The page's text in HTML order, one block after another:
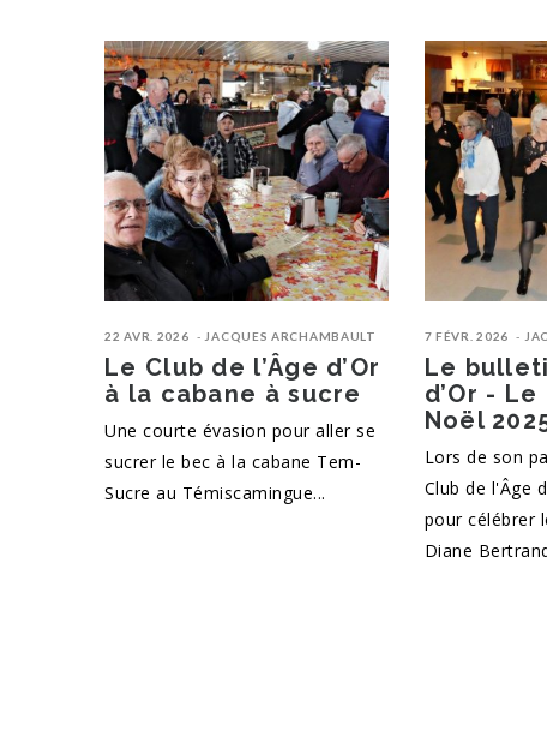
22 AVR. 2026 JACQUES ARCHAMBAULT
Le Club de l’Âge d’Or
à la cabane à sucre
Une courte évasion pour aller se
sucrer le bec à la cabane Tem-
Sucre au Témiscamingue...
7 FÉVR. 2026
Le
d’Or -
Noël
Lors de son
Club de l'Âge
pour célébrer
Diane